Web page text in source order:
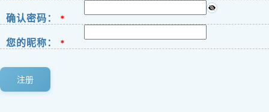
确认密码： *
您的昵称： *
注册